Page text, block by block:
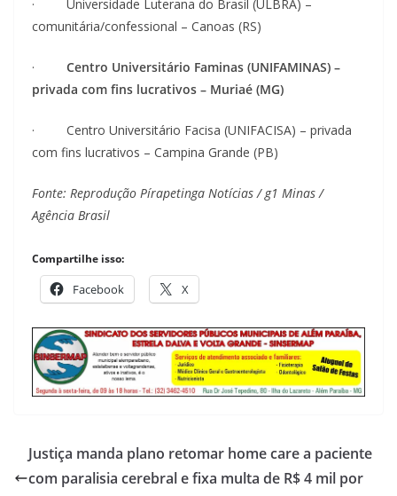
· Universidade Luterana do Brasil (ULBRA) –
comunitária/confessional – Canoas (RS)
· Centro Universitário Faminas (UNIFAMINAS) –
privada com fins lucrativos – Muriaé (MG)
· Centro Universitário Facisa (UNIFACISA) – privada
com fins lucrativos – Campina Grande (PB)
Fonte: Reprodução Pírapetinga Notícias / g1 Minas /
Agência Brasil
Compartilhe isso:
Facebook X
Justiça manda plano retomar home care a paciente
com paralisia cerebral e fixa multa de R$ 4 mil por